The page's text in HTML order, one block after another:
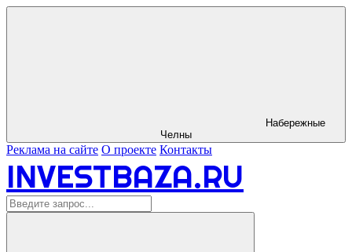
Челны
Реклама на сайте О проекте Контакты
INVESTBAZA.RU